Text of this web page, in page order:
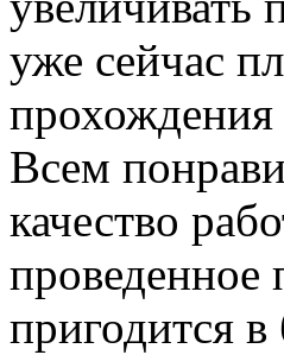
уже сейчас
прохождения
Всем
качество
проведенное
пригодится